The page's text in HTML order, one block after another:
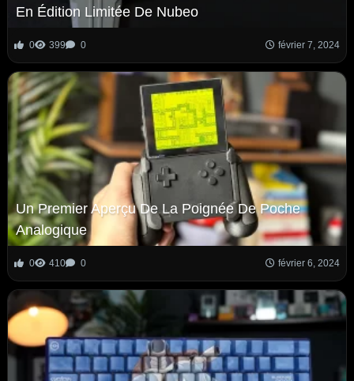
En Édition Limitée De Nubeo
0 399 0 février 7, 2024
Un Premier Aperçu De La Poignée De Poche
Analogique
0 410 0 février 6, 2024